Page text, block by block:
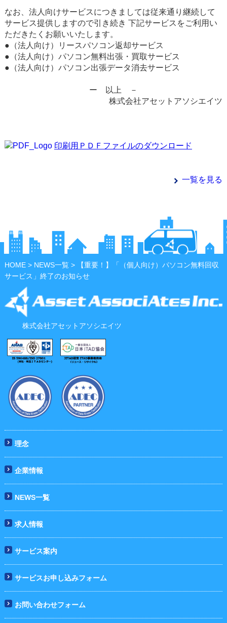
なお、法人向けサービスにつきましては従来通り継続して
サービス提供しますので引き続き 下記サービスをご利用い
ただきたくお願いいたします。
●（法人向け）リースパソコン返却サービス
●（法人向け）パソコン無料出張・買取サービス
●（法人向け）パソコン出張データ消去サービス
ー 以上 －
株式会社アセットアソシエイツ
印刷用ＰＤＦファイルのダウンロード
一覧を見る
HOME> NEWS一覧> 【重要！】「（個人向け）パソコン無料回収
サービス」終了のお知らせ
株式会社アセットアソシエイツ
理念
企業情報
NEWS一覧
求人情報
サービス案内
サービスお申し込みフォーム
お問い合わせフォーム